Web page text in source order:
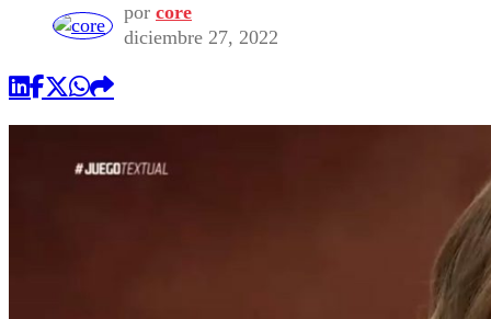
Torneo Internacional
Torneo Nacional
Internacional
Nacional
Programas
por core
diciembre 27, 2022